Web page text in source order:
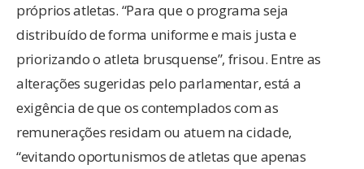
próprios atletas. “Para que o programa seja
distribuído de forma uniforme e mais justa e
priorizando o atleta brusquense”, frisou. Entre as
alterações sugeridas pelo parlamentar, está a
exigência de que os contemplados com as
remunerações residam ou atuem na cidade,
“evitando oportunismos de atletas que apenas